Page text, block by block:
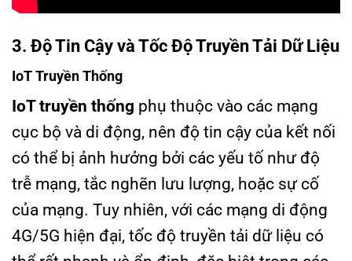
3. Độ Tin Cậy và Tốc Độ Truyền Tải Dữ Liệu
IoT Truyền Thống
IoT truyền thống phụ thuộc vào các mạng
cục bộ và di động, nên độ tin cậy của kết nối
có thể bị ảnh hưởng bởi các yếu tố như độ
trễ mạng, tắc nghẽn lưu lượng, hoặc sự cố
của mạng. Tuy nhiên, với các mạng di động
4G/5G hiện đại, tốc độ truyền tải dữ liệu có